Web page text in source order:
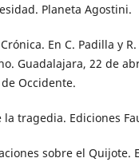
Planeta Agostini.
En C. Padilla y
Guadalajara, 22 de
Occidente.
tragedia. Ediciones
sobre el Quijote.